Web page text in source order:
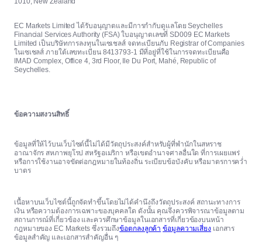
EC Markets Limited ได้รับอนุญาตและมีการกำกับดูแลโดย Seychelles
Financial Services Authority (FSA) ใบอนุญาตเลขที่ SD009 EC Markets
Limited เป็นบริษัทการลงทุนในเซเชลส์ จดทะเบียนกับ Registrar of Companies
ในเซเชลส์ ภายใต้เลขทะเบียน 8413793-1 มีที่อยู่ที่ใช้ในการจดทะเบียนคือ
IMAD Complex, Office 4, 3rd Floor, Ile Du Port, Mahé, Republic of
Seychelles.
ข้อความสงวนสิทธิ์
ข้อมูลที่ให้ไว้บนเว็บไซต์นี้ไม่ได้มีวัตถุประสงค์สำหรับผู้ที่พำนักในสหราช
อาณาจักร สหภาพยุโรป สหรัฐอเมริกา หรือเขตอำนาจศาลอื่นใด ที่การเผยแพร่
หรือการใช้งานอาจขัดต่อกฎหมายในท้องถิ่น ระเบียบข้อบังคับ หรือมาตรการคว่ำ
บาตร
เนื้อหาบนเว็บไซต์นี้ถูกจัดทำขึ้นโดยไม่ได้คำนึงถึงวัตถุประสงค์ สถานะทางการ
เงิน หรือความต้องการเฉพาะของบุคคลใด ดังนั้น คุณจึงควรพิจารณาข้อมูลตาม
สถานการณ์ที่เกี่ยวข้อง และควรศึกษาข้อมูลในเอกสารที่เกี่ยวข้องบนหน้า
กฎหมายของ EC Markets ซึ่งรวมถึงข้อตกลงลูกค้า ข้อมูลความเสี่ยง เอกสาร
ข้อมูลสำคัญ และเอกสารสำคัญอื่น ๆ